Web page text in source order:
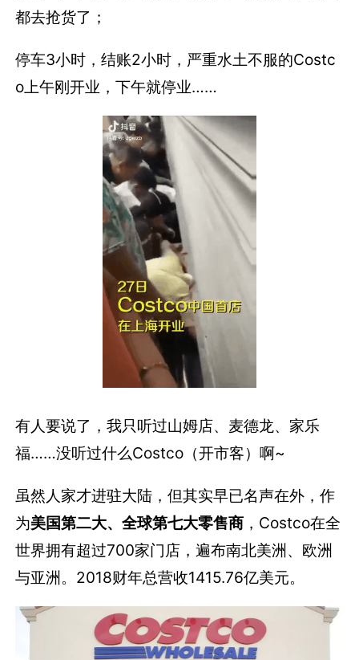
都去抢货了；
停车3小时，结账2小时，严重水土不服的Costc
o上午刚开业，下午就停业……
有人要说了，我只听过山姆店、麦德龙、家乐
福……没听过什么Costco（开市客）啊~
虽然人家才进驻大陆，但其实早已名声在外，作
为美国第二大、全球第七大零售商 ，Costco在全
世界拥有超过700家门店，遍布南北美洲、欧洲
与亚洲。2018财年总营收1415.76亿美元。